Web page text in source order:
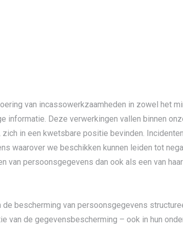
van incassowerkzaamheden in zowel het
Deze verwerkingen vallen binnen
in een kwetsbare positie bevinden.
waarover we beschikken kunnen leiden tot
van persoonsgegevens dan ook als een van
bescherming van persoonsgegevens
van de gegevensbescherming – ook in hun